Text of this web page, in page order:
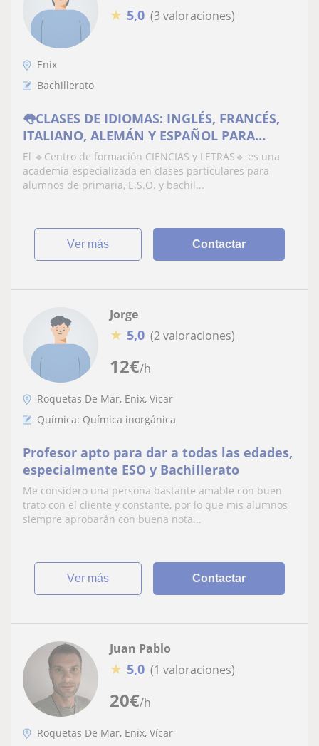
★ 5,0 (3 valoraciones)
Enix
Bachillerato
👅CLASES DE IDIOMAS: INGLÉS, FRANCÉS,
ITALIANO, ALEMÁN Y ESPAÑOL PARA
EXTRANJEROS
El 🔹Centro de formación CIENCIAS y LETRAS🔹 es una
academia especializada en clases particulares para
alumnos de primaria, E.S.O. y bachil...
ver más Contactar
12€/h
Jorge
★ 5,0 (2 valoraciones)
Roquetas De Mar, Enix, Vícar
Química: Química inorgánica
Profesor apto para dar a todas las edades,
especialmente ESO y Bachillerato
Me considero una persona bastante amable con buen
trato con el cliente y constante, por lo que mis alumnos
siempre aprobarán con buena nota...
ver más Contactar
20€/h
Juan Pablo
★ 5,0 (1 valoraciones)
Roquetas De Mar, Enix, Vícar